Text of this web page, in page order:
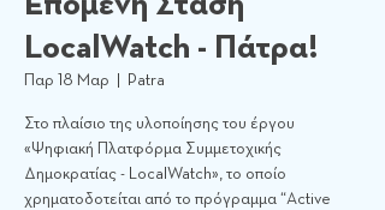
LocalWatch - Πάτρα!
Παρ 18 Μαρ Patra
Στο πλαίσιο της υλοποίησης του έργου
«Ψηφιακή Πλατφόρμα Συμμετοχικής
Δημοκρατίας - LocalWatch», το οποίο
χρηματοδοτείται από το πρόγραμμα “Active